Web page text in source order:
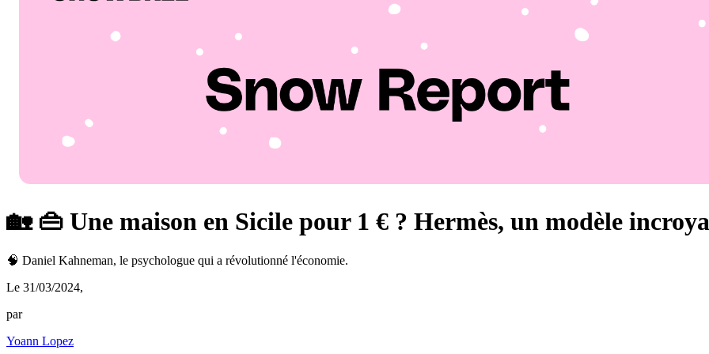
🏡 👜 Une maison en Sicile pour 1 € ? Hermès, un modèle
🧠 Daniel Kahneman, le psychologue qui a révolutionné l'économie.
Le 31/03/2024,
par
Yoann Lopez